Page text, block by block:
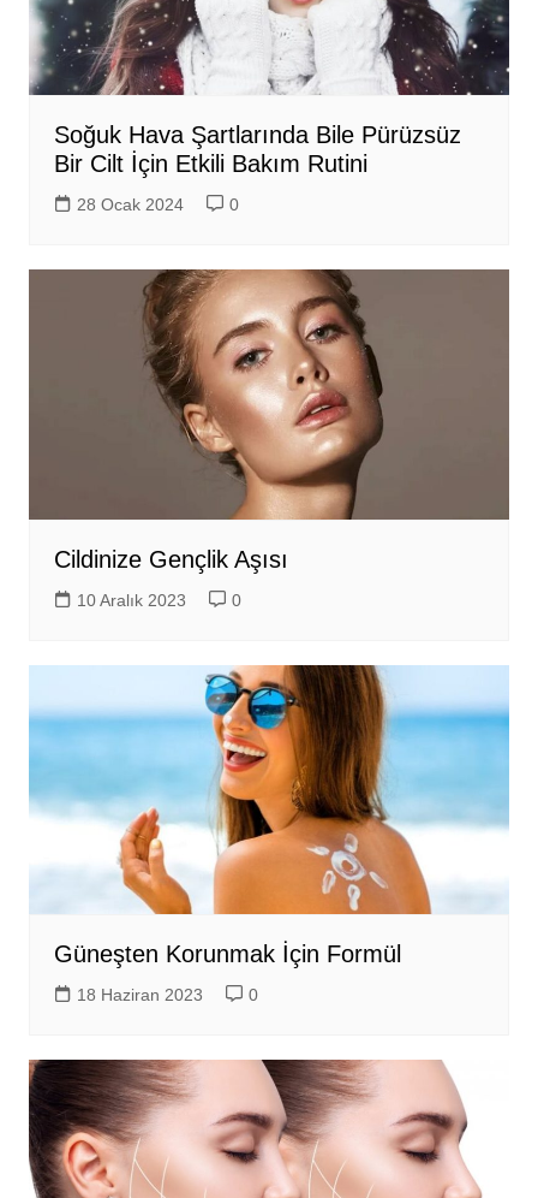
Soğuk Hava Şartlarında Bile Pürüzsüz
Bir Cilt İçin Etkili Bakım Rutini
28 Ocak 2024 0
Cildinize Gençlik Aşısı
10 Aralık 2023 0
Güneşten Korunmak İçin Formül
18 Haziran 2023 0